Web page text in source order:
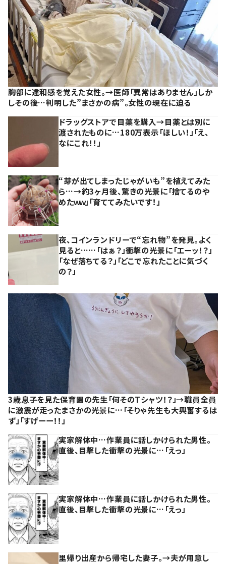
胸部に違和感を覚えた女性。→医師「異常はありません」しか
しその後…判明した”まさかの病”。女性の現在に迫る
ドラッグストアで目薬を購入→目薬とは別に
渡されたものに…180万表示「ほしい！」「え、
なにこれ！！」
“芽が出てしまったじゃがいも”を植えてみた
ら…→約3ヶ月後、驚きの光景に「捨てるのや
めたｗｗ」「育ててみたいです！」
夜、コインランドリーで“忘れ物”を発見。よく
見ると……「はぁ？」衝撃の光景に「エーッ！？」
「なぜ落ちてる？」「どこで忘れたことに気づく
の？」
3歳息子を見た保育園の先生「何そのTシャツ！？」→職員全員
に激震が走ったまさかの光景に…「そりゃ先生も大興奮するは
ず」「すげーー！！」
実家解体中…作業員に話しかけられた男性。
直後、目撃した衝撃の光景に…「えっ」
実家解体中…作業員に話しかけられた男性。
直後、目撃した衝撃の光景に…「えっ」
里帰り出産から帰宅した妻子。→夫が用意し